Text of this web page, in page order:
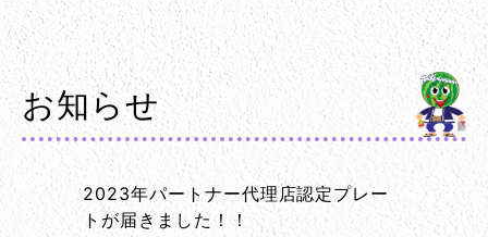
お知らせ
2023年パートナー代理店認定プレー
トが届きました！！